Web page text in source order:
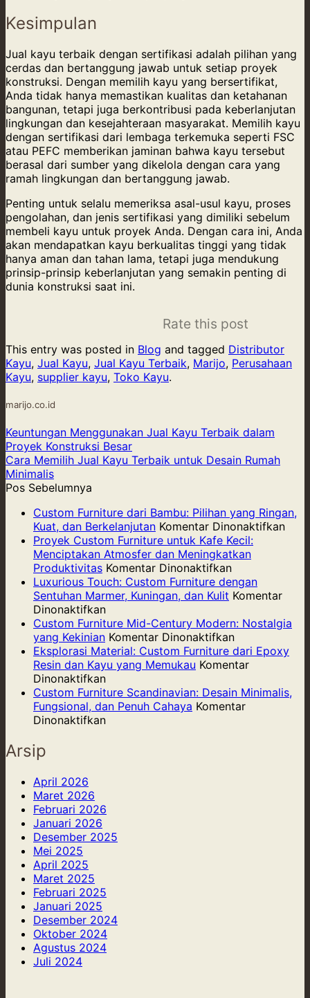
Kesimpulan
Jual kayu terbaik dengan sertifikasi adalah pilihan yang
cerdas dan bertanggung jawab untuk setiap proyek
konstruksi. Dengan memilih kayu yang bersertifikat,
Anda tidak hanya memastikan kualitas dan ketahanan
bangunan, tetapi juga berkontribusi pada keberlanjutan
lingkungan dan kesejahteraan masyarakat. Memilih kayu
dengan sertifikasi dari lembaga terkemuka seperti FSC
atau PEFC memberikan jaminan bahwa kayu tersebut
berasal dari sumber yang dikelola dengan cara yang
ramah lingkungan dan bertanggung jawab.
Penting untuk selalu memeriksa asal-usul kayu, proses
pengolahan, dan jenis sertifikasi yang dimiliki sebelum
membeli kayu untuk proyek Anda. Dengan cara ini, Anda
akan mendapatkan kayu berkualitas tinggi yang tidak
hanya aman dan tahan lama, tetapi juga mendukung
prinsip-prinsip keberlanjutan yang semakin penting di
dunia konstruksi saat ini.
Rate this post
This entry was posted in Blog and tagged Distributor
Kayu, Jual Kayu, Jual Kayu Terbaik, Marijo, Perusahaan
Kayu, supplier kayu, Toko Kayu.
marijo.co.id
Keuntungan Menggunakan Jual Kayu Terbaik dalam
Proyek Konstruksi Besar
Cara Memilih Jual Kayu Terbaik untuk Desain Rumah
Minimalis
Pos Sebelumnya
Custom Furniture dari Bambu: Pilihan yang Ringan,
Kuat, dan Berkelanjutan Komentar Dinonaktifkanpada
dan
Proyek Custom Furniture untuk Kafe Kecil:
Menciptakan Atmosfer dan Meningkatkan
Produktivitas Komentar Dinonaktifkanpada
Proyek
Custom
untuk
Kafe
Kecil:
Menciptakan
dan
Meningkatkan
Luxurious Touch: Custom Furniture dengan
Sentuhan Marmer, Kuningan, dan Kulit Komentar
Dinonaktifkanpada
Luxurious
Touch:
Custom
Furniture
dengan
Sentuhan
Marmer,
Kuningan,
Custom Furniture Mid-Century Modern: Nostalgia
yang Kekinian Komentar Dinonaktifkanpada
Custom
Furniture
Century
Modern:
Eksplorasi Material: Custom Furniture dari Epoxy
Resin dan Kayu yang Memukau Komentar
Dinonaktifkanpada
Eksplorasi
Material:
Custom
yang
Memukau
Custom Furniture Scandinavian: Desain Minimalis,
Fungsional, dan Penuh Cahaya Komentar
Dinonaktifkanpada
dan
Penuh
Cahaya
Arsip
April 2026
Maret 2026
Februari 2026
Januari 2026
Desember 2025
Mei 2025
April 2025
Maret 2025
Februari 2025
Januari 2025
Desember 2024
Oktober 2024
Agustus 2024
Juli 2024